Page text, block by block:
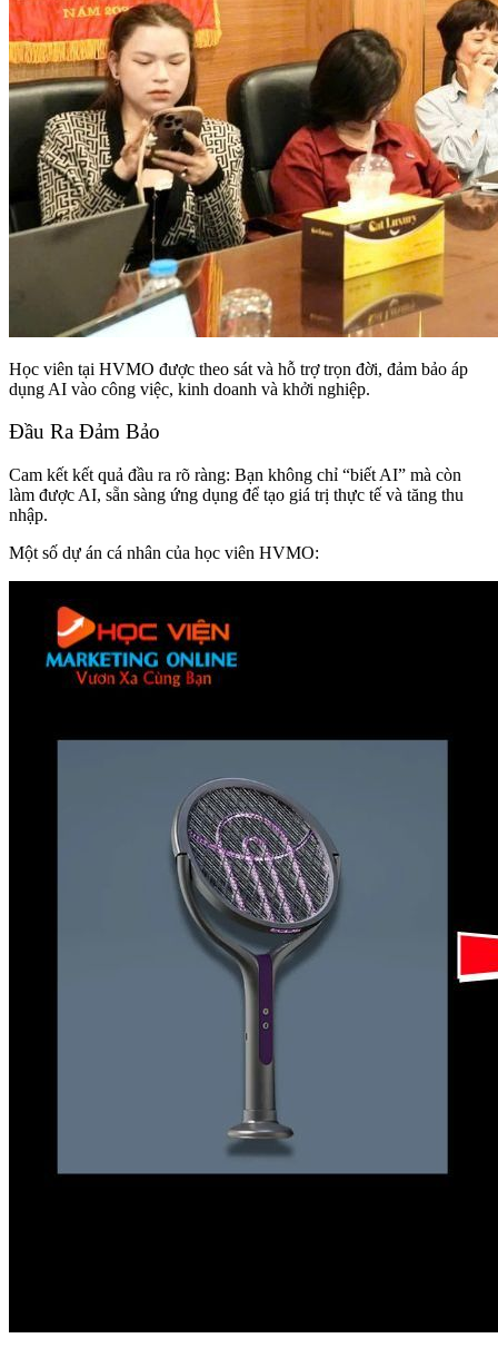
Học viên tại HVMO được theo sát và hỗ trợ trọn đời, đảm bảo áp
dụng AI vào công việc, kinh doanh và khởi nghiệp.
Đầu Ra Đảm Bảo
Cam kết kết quả đầu ra rõ ràng: Bạn không chỉ “biết AI” mà còn
làm được AI, sẵn sàng ứng dụng để tạo giá trị thực tế và tăng thu
nhập.
Một số dự án cá nhân của học viên HVMO: